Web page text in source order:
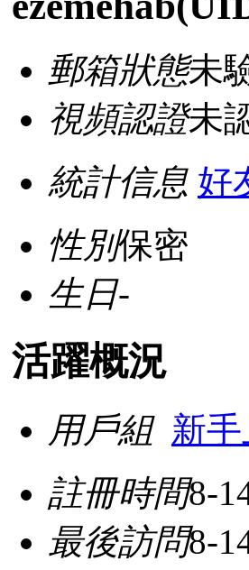
郵箱狀態未
視頻認證未
統計信息 好
性別保密
生日-
活躍概況
用戶組 新
註冊時間8-
最後訪問8-